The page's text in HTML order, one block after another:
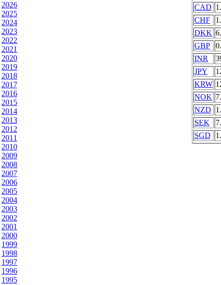
2026
2025
2024
2023
2022
2021
2020
2019
2018
2017
2016
2015
2014
2013
2012
2011
2010
2009
2008
2007
2006
2005
2004
2003
2002
2001
2000
1999
1998
1997
1996
1995
CAD
CHF
DKK
GBP
INR
JPY
KRW
NOK
NZD
SEK
SGD